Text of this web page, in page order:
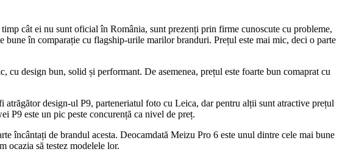
cât ei nu sunt oficial în România, sunt prezenți prin firme cunoscute cu probleme,
în comparație cu flagship-urile marilor branduri. Prețul este mai mic, deci o parte
cu design bun, solid și performant. De asemenea, prețul este foarte bun comaprat cu
design-ul P9, parteneriatul foto cu Leica, dar pentru alții sunt atractive prețul
P9 este un pic peste concurență ca nivel de preț.
încântați de brandul acesta. Deocamdată Meizu Pro 6 este unul dintre cele mai bune
ocazia să testez modelele lor.